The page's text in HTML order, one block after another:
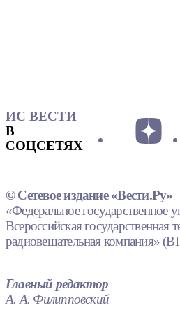
ИС ВЕСТИ
В
СОЦСЕТЯХ
© Сетевое издание «Вести.Ру»
«Федеральное государственное
Всероссийская государственная
радиовещательная компания»
Главный редактор
А. А. Филипповский